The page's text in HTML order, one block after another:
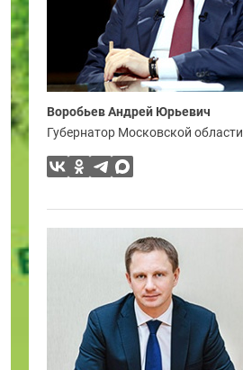
Воробьев Андрей Юрьевич
Губернатор Московской области